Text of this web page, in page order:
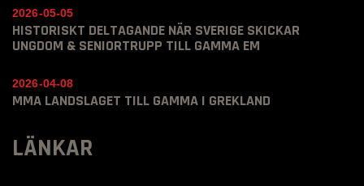
HISTORISKT DELTAGANDE NÄR SVERIGE SKICKAR
UNGDOM & SENIORTRUPP TILL GAMMA EM
2026-05-05
MMA LANDSLAGET TILL GAMMA I GREKLAND
2026-04-08
LÄNKAR